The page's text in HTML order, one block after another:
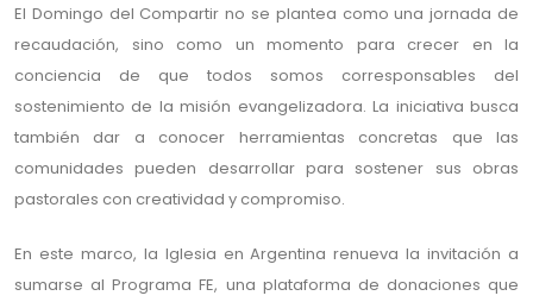
El Domingo del Compartir no se plantea como una jornada de
recaudación, sino como un momento para crecer en la
conciencia de que todos somos corresponsables del
sostenimiento de la misión evangelizadora. La iniciativa busca
también dar a conocer herramientas concretas que las
comunidades pueden desarrollar para sostener sus obras
pastorales con creatividad y compromiso.
En este marco, la Iglesia en Argentina renueva la invitación a
sumarse al Programa FE, una plataforma de donaciones que